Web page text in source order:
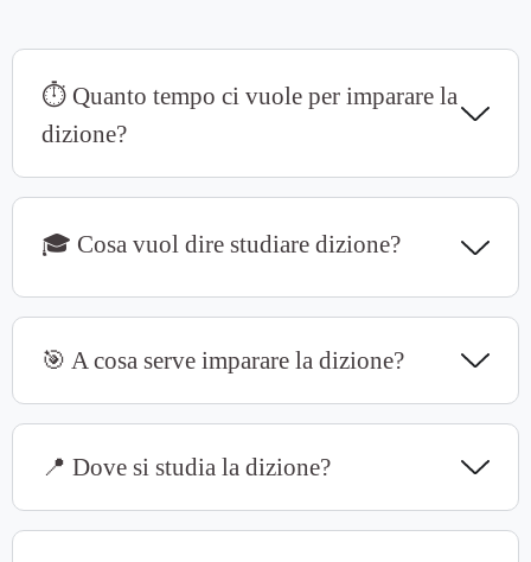
⏱ Quanto tempo ci vuole per imparare la
dizione?
🎓 Cosa vuol dire studiare dizione?
🎯 A cosa serve imparare la dizione?
📍 Dove si studia la dizione?